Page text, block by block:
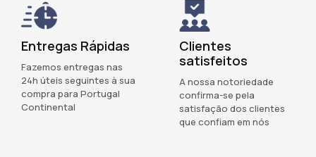
Entregas Rápidas
Fazemos entregas nas
24h úteis seguintes à sua
compra para Portugal
Continental
Clientes
satisfeitos
A nossa notoriedade
confirma-se pela
satisfação dos clientes
que confiam em nós